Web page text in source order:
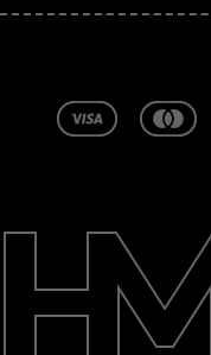
Blog
Asistencia
Spain